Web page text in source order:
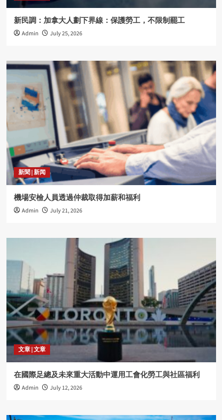
新民調：加拿大人劃下界線：保護勞工，不限制罷工
Admin July 25, 2026
新聞 | 新闻
機場安檢人員透過仲裁取得加薪和福利
Admin July 21, 2026
文章 | 文章
在國際足總及未來重大活動中運用工會化勞工與社區福利
Admin July 12, 2026